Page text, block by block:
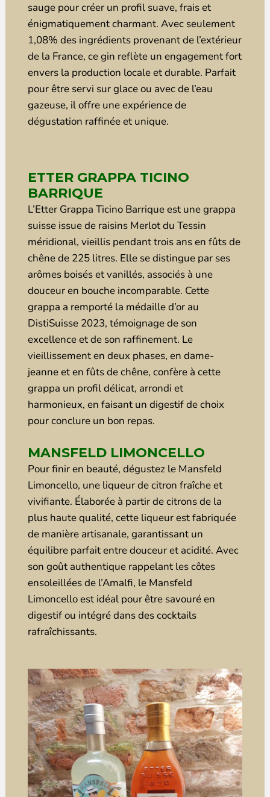
sauge pour créer un profil suave, frais et
énigmatiquement charmant. Avec seulement
1,08% des ingrédients provenant de l’extérieur
de la France, ce gin reflète un engagement fort
envers la production locale et durable. Parfait
pour être servi sur glace ou avec de l’eau
gazeuse, il offre une expérience de
dégustation raffinée et unique.
ETTER GRAPPA TICINO
BARRIQUE
L’Etter Grappa Ticino Barrique est une grappa
suisse issue de raisins Merlot du Tessin
méridional, vieillis pendant trois ans en fûts de
chêne de 225 litres. Elle se distingue par ses
arômes boisés et vanillés, associés à une
douceur en bouche incomparable. Cette
grappa a remporté la médaille d’or au
DistiSuisse 2023, témoignage de son
excellence et de son raffinement. Le
vieillissement en deux phases, en dame-
jeanne et en fûts de chêne, confère à cette
grappa un profil délicat, arrondi et
harmonieux, en faisant un digestif de choix
pour conclure un bon repas.
MANSFELD LIMONCELLO
Pour finir en beauté, dégustez le Mansfeld
Limoncello, une liqueur de citron fraîche et
vivifiante. Élaborée à partir de citrons de la
plus haute qualité, cette liqueur est fabriquée
de manière artisanale, garantissant un
équilibre parfait entre douceur et acidité. Avec
son goût authentique rappelant les côtes
ensoleillées de l’Amalfi, le Mansfeld
Limoncello est idéal pour être savouré en
digestif ou intégré dans des cocktails
rafraîchissants.